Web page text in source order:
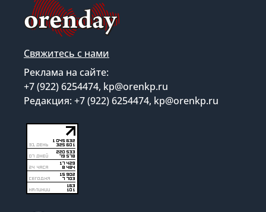
Свяжитесь с нами
Реклама на сайте:
+7 (922) 6254474, kp@orenkp.ru
Редакция: +7 (922) 6254474, kp@orenkp.ru